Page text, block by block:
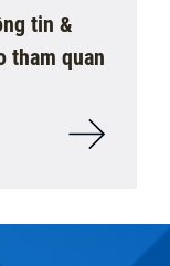
tin &
tham quan